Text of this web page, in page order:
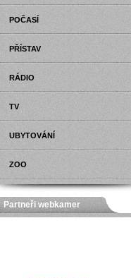
POČASÍ
PŘÍSTAV
RÁDIO
TV
UBYTOVÁNÍ
ZOO
Partneři webkamer